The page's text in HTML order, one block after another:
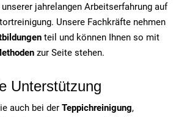
jahrelangen Arbeitserfahrung auf
Unsere Fachkräfte nehmen
teil und können Ihnen so mit
zur Seite stehen.
Unterstützung
auch bei der Teppichreinigung,